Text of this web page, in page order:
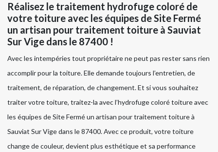
Réalisez le traitement hydrofuge coloré de
votre toiture avec les équipes de Site Fermé
un artisan pour traitement toiture à Sauviat
Sur Vige dans le 87400 !
Avec les intempéries tout propriétaire ne peut pas rester sans rien
accomplir pour la toiture. Elle demande toujours l’entretien, de
traitement, de réparation, de changement. Et si vous souhaitez
traiter votre toiture, traitez-la avec l’hydrofuge coloré toiture avec
les équipes de Site Fermé un artisan pour traitement toiture à
Sauviat Sur Vige dans le 87400. Avec ce produit, votre toiture
change de couleur, devient plus esthétique et sa performance